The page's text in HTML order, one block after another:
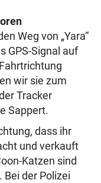
Weg von „Yara“
GPS-Signal auf
wir sie zum
Tracker
Sappert.
dass ihr
und verkauft
Katzen sind
der Polizei